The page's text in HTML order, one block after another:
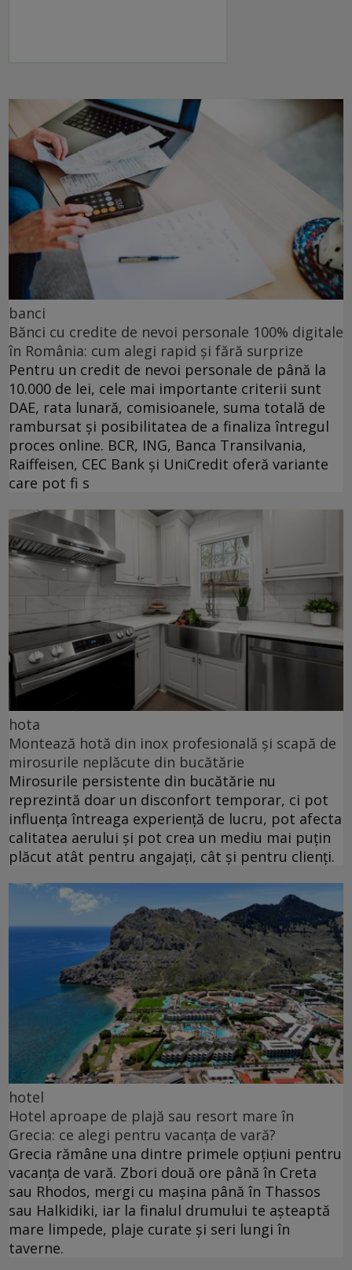
banci
Bănci cu credite de nevoi personale 100% digitale
în România: cum alegi rapid și fără surprize
Pentru un credit de nevoi personale de până la
10.000 de lei, cele mai importante criterii sunt
DAE, rata lunară, comisioanele, suma totală de
rambursat și posibilitatea de a finaliza întregul
proces online. BCR, ING, Banca Transilvania,
Raiffeisen, CEC Bank și UniCredit oferă variante
care pot fi s
hota
Montează hotă din inox profesională și scapă de
mirosurile neplăcute din bucătărie
Mirosurile persistente din bucătărie nu
reprezintă doar un disconfort temporar, ci pot
influența întreaga experiență de lucru, pot afecta
calitatea aerului și pot crea un mediu mai puțin
plăcut atât pentru angajați, cât și pentru clienți.
hotel
Hotel aproape de plajă sau resort mare în
Grecia: ce alegi pentru vacanța de vară?
Grecia rămâne una dintre primele opțiuni pentru
vacanța de vară. Zbori două ore până în Creta
sau Rhodos, mergi cu mașina până în Thassos
sau Halkidiki, iar la finalul drumului te așteaptă
mare limpede, plaje curate și seri lungi în
taverne.